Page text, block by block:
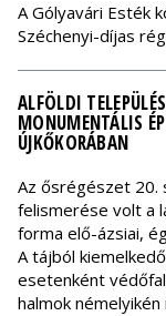
A Gólyavári Esték
Széchenyi-díjas
ALFÖLDI
MONUMENTÁLIS
ÚJKŐKORÁBAN
Az ősrégészet 20.
felismerése volt a
forma elő-ázsiai,
A tájból
esetenként
halmok